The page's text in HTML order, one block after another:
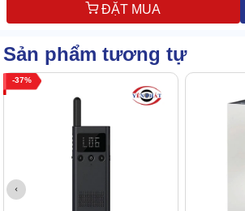
ĐẶT MUA
Sản phẩm tương tự
37